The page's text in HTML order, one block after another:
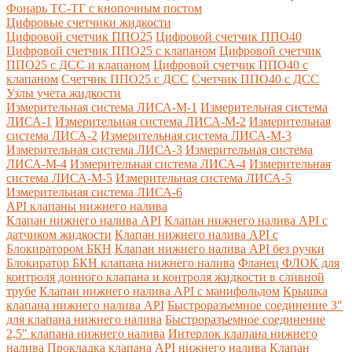
Фонарь ТС-ТГ с кнопочным постом
Цифровые счетчики жидкости
Цифровой счетчик ППО25 Цифровой счетчик ППО40
Цифровой счетчик ППО25 с клапаном Цифровой счетчик
ППО25 с ДСС и клапаном Цифровой счетчик ППО40 с
клапаном Счетчик ППО25 с ДСС Счетчик ППО40 с ДСС
Узлы учета жидкости
Измерительная система ЛИСА-М-1 Измерительная система
ЛИСА-1 Измерительная система ЛИСА-М-2 Измерительная
система ЛИСА-2 Измерительная система ЛИСА-М-3
Измерительная система ЛИСА-3 Измерительная система
ЛИСА-М-4 Измерительная система ЛИСА-4 Измерительная
система ЛИСА-М-5 Измерительная система ЛИСА-5
Измерительная система ЛИСА-6
API клапаны нижнего налива
Клапан нижнего налива API Клапан нижнего налива API с
датчиком жидкости Клапан нижнего налива API с
Блокиратором БКН Клапан нижнего налива API без ручки
Блокиратор БКН клапана нижнего налива Фланец ФЛОК для
контроля донного клапана и контроля жидкости в сливной
трубе Клапан нижнего налива API с манифольдом Крышка
клапана нижнего налива API Быстроразъемное соединение 3"
для клапана нижнего налива Быстроразъемное соединение
2,5" клапана нижнего налива Интерлок клапана нижнего
налива Прокладка клапана API нижнего налива Клапан